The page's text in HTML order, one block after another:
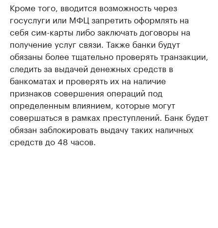
Кроме того, вводится возможность через
госуслуги или МФЦ запретить оформлять на
себя сим-карты либо заключать договоры на
получение услуг связи. Также банки будут
обязаны более тщательно проверять транзакции,
следить за выдачей денежных средств в
банкоматах и проверять их на наличие
признаков совершения операций под
определенным влиянием, которые могут
совершаться в рамках преступлений. Банк будет
обязан заблокировать выдачу таких наличных
средств до 48 часов.